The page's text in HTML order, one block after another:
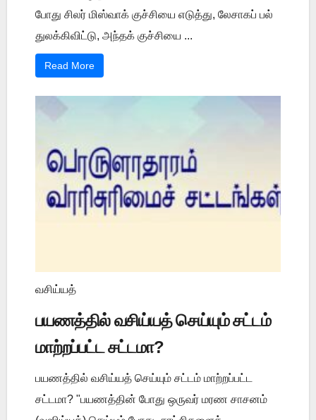
போது சிலர் மிஸ்வாக் குச்சியை எடுத்து, லேசாகப் பல்
துலக்கிவிட்டு, அந்தக் குச்சியை ...
Read More
வசிய்யத்
பயணத்தில் வசிய்யத் செய்யும் சட்டம்
மாற்றப்பட்ட சட்டமா?
பயணத்தில் வசிய்யத் செய்யும் சட்டம் மாற்றப்பட்ட
சட்டமா? "பயணத்தின் போது ஒருவர் மரண சாசனம்